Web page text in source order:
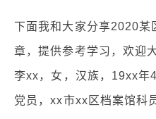
下面我和大家分享2020某
章，提供参考学习，欢迎
李xx，女，汉族，19xx年
党员，xx市xx区档案馆科